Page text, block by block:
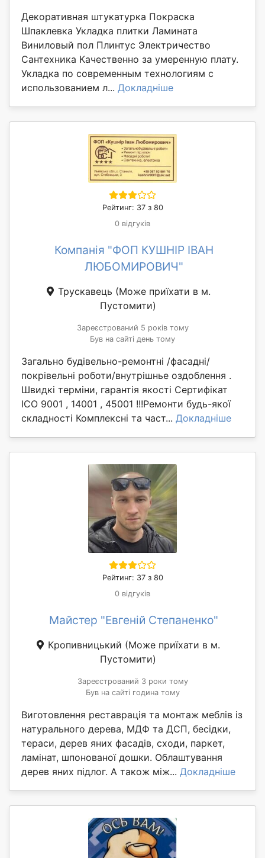
Декоративная штукатурка Покраска
Шпаклевка Укладка плитки Ламината
Виниловый пол Плинтус Электричество
Сантехника Качественно за умеренную плату.
Укладка по современным технологиям с
использованием л... Докладніше
Рейтинг: 37 з 80
0 відгуків
Компанія "ФОП КУШНІР ІВАН
ЛЮБОМИРОВИЧ"
Трускавець (Може приїхати в м.
Пустомити)
Зареєстрований 5 років тому
Був на сайті день тому
Загально будівельно-ремонтні /фасадні/
покрівельні роботи/внутрішнье оздоблення .
Швидкі терміни, гарантія якості Сертифікат
ICO 9001 , 14001 , 45001 !!!Ремонти будь-якої
складності Комплексні та част... Докладніше
Рейтинг: 37 з 80
0 відгуків
Майстер "Евгеній Степаненко"
Кропивницький (Може приїхати в м.
Пустомити)
Зареєстрований 3 роки тому
Був на сайті година тому
Виготовлення реставрація та монтаж меблів із
натурального дерева, МДФ та ДСП, бесідки,
тераси, дерев яних фасадів, сходи, паркет,
ламінат, шпонованої дошки. Облаштування
дерев яних підлог. А також між... Докладніше